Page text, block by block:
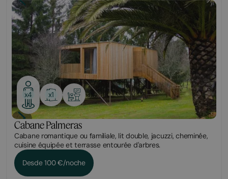
x4 x1
Cabane Palmeras
Cabane romantique ou familiale, lit double, jacuzzi, cheminée,
cuisine équipée et terrasse entourée d'arbres.
Desde 100 €/noche
This is some text inside of a div block.